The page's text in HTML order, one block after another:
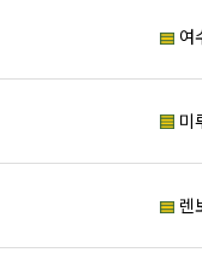
여
미
렌